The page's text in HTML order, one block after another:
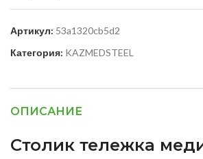
Артикул: 53a1320cb5d2
Категория: KAZMEDSTEEL
ОПИСАНИЕ
Столик тележка